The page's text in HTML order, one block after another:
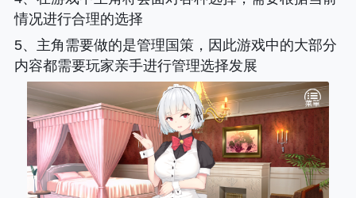
情况进行合理的选择
5、主角需要做的是管理国策，因此游戏中的大部分
内容都需要玩家亲手进行管理选择发展